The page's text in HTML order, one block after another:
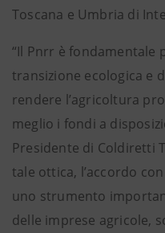
Toscana e Umbria di
“Il Pnrr è fondamentale
transizione ecologica e
rendere l’agricoltura
meglio i fondi a
Presidente di Coldiretti
tale ottica, l’accordo
uno strumento
delle imprese agricole,